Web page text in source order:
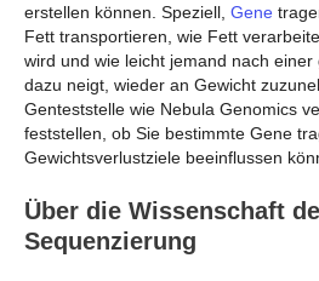
erstellen können. Speziell, Gene
Fett transportieren, wie Fett
wird und wie leicht jemand nach
dazu neigt, wieder an Gewicht
Genteststelle wie Nebula Genomics
feststellen, ob Sie bestimmte Gene
Gewichtsverlustziele beeinflussen
Über die Wissenschaft
Sequenzierung